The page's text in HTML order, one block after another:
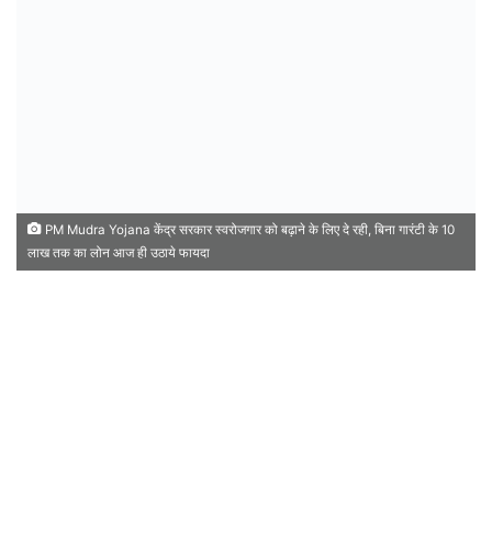
PM Mudra Yojana केंद्र सरकार स्वरोजगार को बढ़ाने के लिए दे रही, बिना गारंटी के 10
लाख तक का लोन आज ही उठाये फायदा